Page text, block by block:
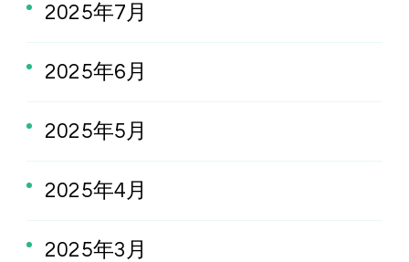
2025年7月
2025年6月
2025年5月
2025年4月
2025年3月